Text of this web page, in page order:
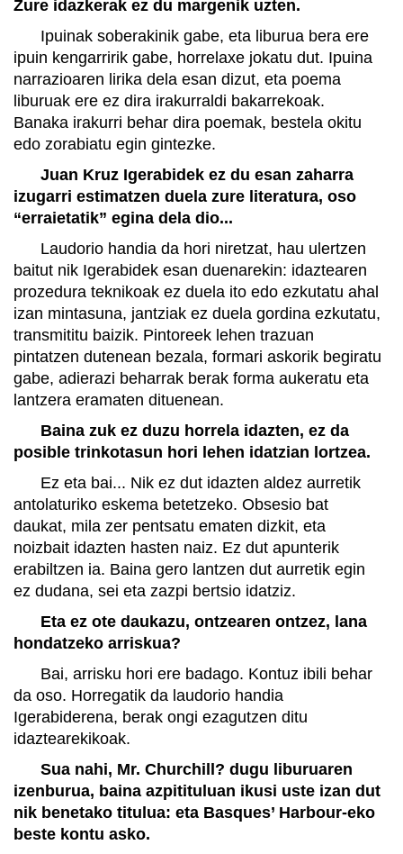
Zure idazkerak ez du margenik uzten.
Ipuinak soberakinik gabe, eta liburua bera ere
ipuin kengarririk gabe, horrelaxe jokatu dut. Ipuina
narrazioaren lirika dela esan dizut, eta poema
liburuak ere ez dira irakurraldi bakarrekoak.
Banaka irakurri behar dira poemak, bestela okitu
edo zorabiatu egin gintezke.
Juan Kruz Igerabidek ez du esan zaharra
izugarri estimatzen duela zure literatura, oso
“erraietatik” egina dela dio...
Laudorio handia da hori niretzat, hau ulertzen
baitut nik Igerabidek esan duenarekin: idaztearen
prozedura teknikoak ez duela ito edo ezkutatu ahal
izan mintasuna, jantziak ez duela gordina ezkutatu,
transmititu baizik. Pintoreek lehen trazuan
pintatzen dutenean bezala, formari askorik begiratu
gabe, adierazi beharrak berak forma aukeratu eta
lantzera eramaten dituenean.
Baina zuk ez duzu horrela idazten, ez da
posible trinkotasun hori lehen idatzian lortzea.
Ez eta bai... Nik ez dut idazten aldez aurretik
antolaturiko eskema betetzeko. Obsesio bat
daukat, mila zer pentsatu ematen dizkit, eta
noizbait idazten hasten naiz. Ez dut apunterik
erabiltzen ia. Baina gero lantzen dut aurretik egin
ez dudana, sei eta zazpi bertsio idatziz.
Eta ez ote daukazu, ontzearen ontzez, lana
hondatzeko arriskua?
Bai, arrisku hori ere badago. Kontuz ibili behar
da oso. Horregatik da laudorio handia
Igerabiderena, berak ongi ezagutzen ditu
idaztearekikoak.
Sua nahi, Mr. Churchill? dugu liburuaren
izenburua, baina azpitituluan ikusi uste izan dut
nik benetako titulua: eta Basques’ Harbour-eko
beste kontu asko.